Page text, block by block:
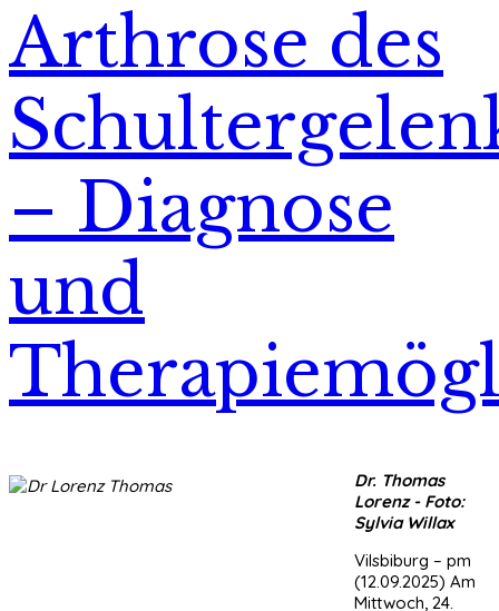
Arthrose des
– Diagnose
und
Dr. Thomas
Lorenz - Foto:
Sylvia Willax
Vilsbiburg – pm
(12.09.2025) Am
Mittwoch, 24.